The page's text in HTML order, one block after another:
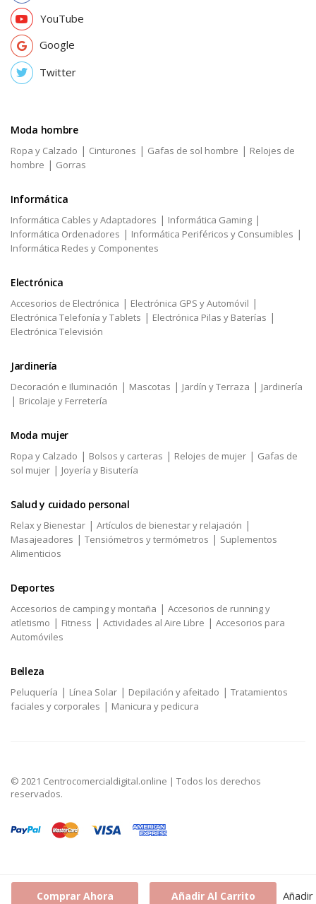
Comprar Ahora Añadir Al Carrito Añadir
YouTube
Google
Twitter
Moda hombre
Ropa y Calzado | Cinturones | Gafas de sol hombre | Relojes de
hombre | Gorras
Informática
Informática Cables y Adaptadores | Informática Gaming |
Informática Ordenadores | Informática Periféricos y Consumibles |
Informática Redes y Componentes
Electrónica
Accesorios de Electrónica | Electrónica GPS y Automóvil |
Electrónica Telefonía y Tablets | Electrónica Pilas y Baterías |
Electrónica Televisión
Jardinería
Decoración e Iluminación | Mascotas | Jardín y Terraza | Jardinería
| Bricolaje y Ferretería
Moda mujer
Ropa y Calzado | Bolsos y carteras | Relojes de mujer | Gafas de
sol mujer | Joyería y Bisutería
Salud y cuidado personal
Relax y Bienestar | Artículos de bienestar y relajación |
Masajeadores | Tensiómetros y termómetros | Suplementos
Alimenticios
Deportes
Accesorios de camping y montaña | Accesorios de running y
atletismo | Fitness | Actividades al Aire Libre | Accesorios para
Automóviles
Belleza
Peluquería | Línea Solar | Depilación y afeitado | Tratamientos
faciales y corporales | Manicura y pedicura
© 2021 Centrocomercialdigital.online | Todos los derechos
reservados.